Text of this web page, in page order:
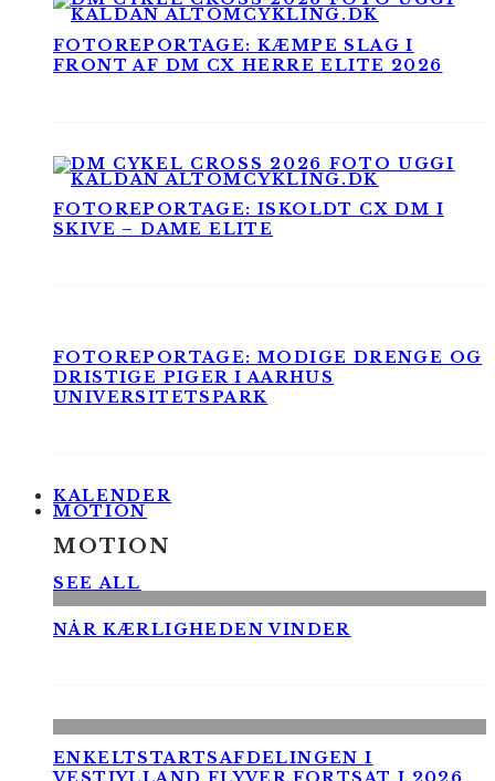
FOTOREPORTAGE: KÆMPE SLAG I
FRONT AF DM CX HERRE ELITE 2026
FOTOREPORTAGE: ISKOLDT CX DM I
SKIVE – DAME ELITE
FOTOREPORTAGE: MODIGE DRENGE OG
DRISTIGE PIGER I AARHUS
UNIVERSITETSPARK
KALENDER
MOTION
MOTION
SEE ALL
NÅR KÆRLIGHEDEN VINDER
ENKELTSTARTSAFDELINGEN I